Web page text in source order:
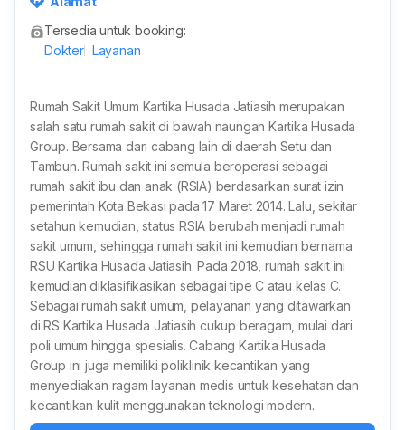
Tersedia untuk booking:
Dokter Layanan
Rumah Sakit Umum Kartika Husada Jatiasih merupakan
salah satu rumah sakit di bawah naungan Kartika Husada
Group. Bersama dari cabang lain di daerah Setu dan
Tambun. Rumah sakit ini semula beroperasi sebagai
rumah sakit ibu dan anak (RSIA) berdasarkan surat izin
pemerintah Kota Bekasi pada 17 Maret 2014. Lalu, sekitar
setahun kemudian, status RSIA berubah menjadi rumah
sakit umum, sehingga rumah sakit ini kemudian bernama
RSU Kartika Husada Jatiasih. Pada 2018, rumah sakit ini
kemudian diklasifikasikan sebagai tipe C atau kelas C.
Sebagai rumah sakit umum, pelayanan yang ditawarkan
di RS Kartika Husada Jatiasih cukup beragam, mulai dari
poli umum hingga spesialis. Cabang Kartika Husada
Group ini juga memiliki poliklinik kecantikan yang
menyediakan ragam layanan medis untuk kesehatan dan
kecantikan kulit menggunakan teknologi modern.